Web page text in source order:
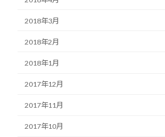
2018年3月
2018年2月
2018年1月
2017年12月
2017年11月
2017年10月